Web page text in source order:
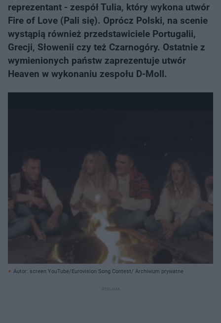
reprezentant - zespół Tulia, który wykona utwór
Fire of Love (Pali się). Oprócz Polski, na scenie
wystąpią również przedstawiciele Portugalii,
Grecji, Słowenii czy też Czarnogóry. Ostatnie z
wymienionych państw zaprezentuje utwór
Heaven w wykonaniu zespołu D-Moll.
Autor: screen YouTube/Eurovision Song Contest/ Archiwum prywatne